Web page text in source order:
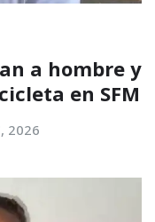
a hombre y
en SFM
2026